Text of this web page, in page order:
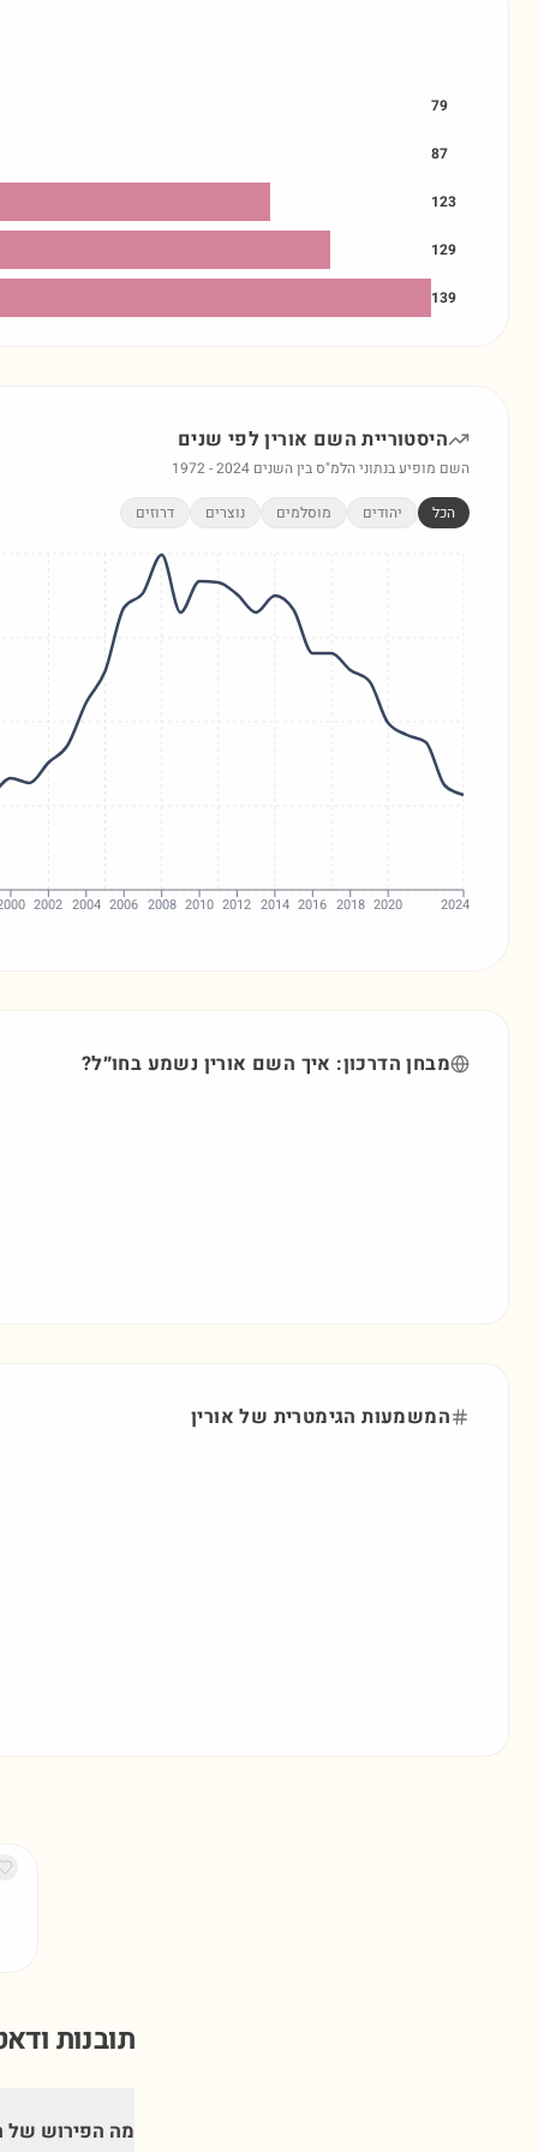
79
87
123
129
139
היסטוריית השם אוריןלפי שנים
השם מופיע בנתוני הלמ"ס בין השנים 1972-2024
הכל יהודים מוסלמים נוצרים דרוזים
2002 2004 2006 2008 2010 2012 2014 2016 2018 2020 2024
מבחן הדרכון: איך השם אורין נשמע בחו״ל?
המשמעות הגימטרית של אורין
תובנות
מה הפירוש של